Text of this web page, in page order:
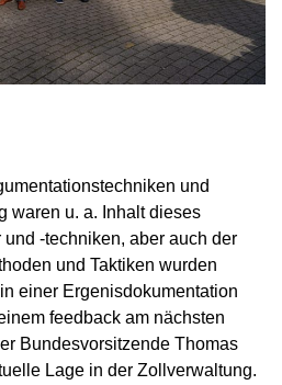
und
waren u. a. Inhalt dieses
-techniken, aber auch der
und Taktiken wurden
einer Ergenisdokumentation
feedback am nächsten
Bundesvorsitzende Thomas
Lage in der Zollverwaltung.